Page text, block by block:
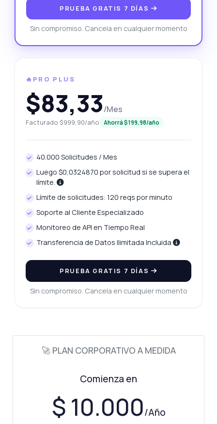
PRUEBA GRATIS 7 DÍAS
Sin compromiso. Cancela en cualquier momento
🔥PRO PLUS
$83,33/Mes
Facturado $999,90/año Ahorrá $199,98/año
40.000 Solicitudes / Mes
Luego $0,0324870 por solicitud si se supera el
límite.
Límite de solicitudes: 120 reqs por minuto
Soporte al Cliente Especializado
Monitoreo de API en Tiempo Real
Transferencia de Datos Ilimitada Incluida
PRUEBA GRATIS 7 DÍAS
Sin compromiso. Cancela en cualquier momento
🚀 PLAN CORPORATIVO A MEDIDA
Comienza en
$ 10.000/Año